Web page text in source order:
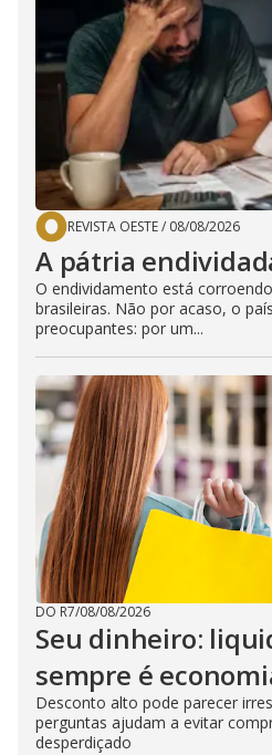
REVISTA OESTE/ 08/08/2026
A pátria
O endividamento está
brasileiras. Não por acaso, o
preocupantes: por um...
DO R7/08/08/2026
Seu dinheiro:
sempre é
Desconto alto pode parecer
perguntas ajudam a evitar
desperdiçado